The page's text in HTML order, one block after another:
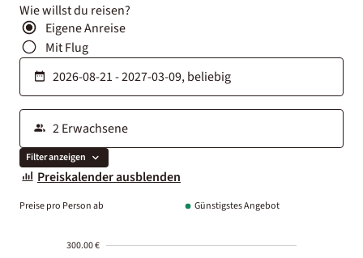
Wie willst du reisen?
Eigene Anreise
Mit Flug
Filter anzeigen
Preiskalender ausblenden
Preise pro Person ab Günstigstes Angebot
300.00 €